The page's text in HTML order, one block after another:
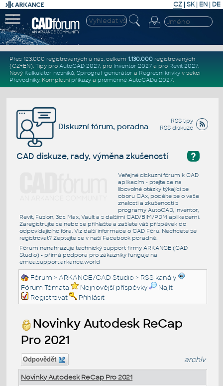
CZ | SK| EN | DE
Přes 123.000 registrovaných u nás, celkem 1.130.000registrovaných
(CZ+EN). Tipy pro AutoCAD 2027, pro Inventor 2027a pro Revit 2027.
Nový Kalkulátor nosníků, Spirograf generátor a Regresní křivkyv sekci
Převodníky. Kompletní příkazya proměnné AutoCADu 2027.
RSS tipy
RSS diskuze
Diskuzní fórum, poradna
?
CAD diskuze, rady, výměna zkušeností
Veřejné diskuzní fórum k CAD
aplikacím - ptejte se na
libovolné otázky týkající se
oboru CAx, podělte se o vaše
znalosti a zkušenosti s
programy AutoCAD, Inventor,
Revit, Fusion, 3ds Max, Vault a s dalšími CAD/BIM/PDM aplikacemi.
Zaregistrujte se nebo se přihlašte a zašlete váš příspěvek do
odpovídajícího fóra. Viz další informace o CAD Fóru. Nechcete se
registrovat? Zeptejte se v naší Facebook poradně.
Fórum nenahrazuje technický support firmy ARKANCE (CAD
Studio) - přímá podpora pro zákazníky funguje na
emea.support.arkance.world
Fórum >ARKANCE/CAD Studio > RSS kanály
Fórum Témata
Nejnovější příspěvky
Najít
Registrovat
Přihlásit
Novinky Autodesk ReCap
Pro 2021
Odpovědět archiv
Novinky Autodesk ReCap Pro 2021